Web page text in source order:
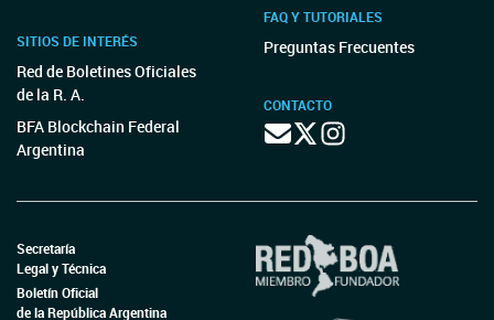
SITIOS DE INTERÉS
Red de Boletines Oficiales
de la R. A.
BFA Blockchain Federal
Argentina
FAQ Y TUTORIALES
Preguntas Frecuentes
CONTACTO
Secretaría
Legal y Técnica
Boletín Oficial
de la República Argentina